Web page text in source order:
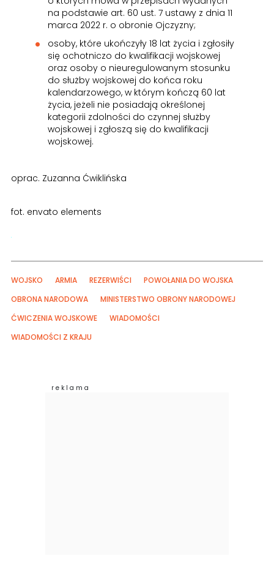
na podstawie art. 60 ust. 7 ustawy z dnia 11
marca 2022 r. o obronie Ojczyzny;
osoby, które ukończyły 18 lat życia i zgłosiły
się ochotniczo do kwalifikacji wojskowej
oraz osoby o nieuregulowanym stosunku
do służby wojskowej do końca roku
kalendarzowego, w którym kończą 60 lat
życia, jeżeli nie posiadają określonej
kategorii zdolności do czynnej służby
wojskowej i zgłoszą się do kwalifikacji
wojskowej.
oprac. Zuzanna Ćwiklińska
fot. envato elements
WOJSKO ARMIA REZERWIŚCI
POWOŁANIA DO WOJSKA
OBRONA NARODOWA
MINISTERSTWO OBRONY NARODOWEJ
ĆWICZENIA WOJSKOWE
WIADOMOŚCI
WIADOMOŚCI Z KRAJU